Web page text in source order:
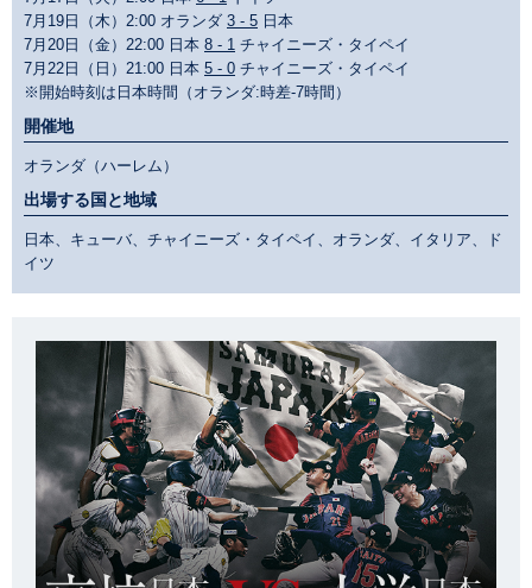
7月19日（木）2:00 オランダ 3 - 5 日本
7月20日（金）22:00 日本 8 - 1 チャイニーズ・タイペイ
7月22日（日）21:00 日本 5 - 0 チャイニーズ・タイペイ
※開始時刻は日本時間（オランダ:時差-7時間）
開催地
オランダ（ハーレム）
出場する国と地域
日本、キューバ、チャイニーズ・タイペイ、オランダ、イタリア、ド
イツ